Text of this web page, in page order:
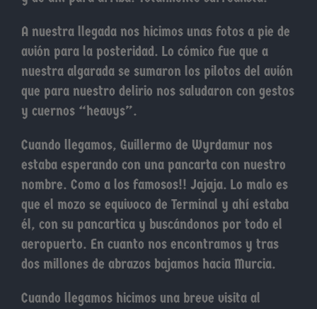
A nuestra llegada nos hicimos unas fotos a pie de
avión para la posteridad. Lo cómico fue que a
nuestra algarada se sumaron los pilotos del avión
que para nuestro delirio nos saludaron con gestos
y cuernos “heavys”.
Cuando llegamos, Guillermo de Wyrdamur nos
estaba esperando con una pancarta con nuestro
nombre. Como a los famosos!! Jajaja. Lo malo es
que el mozo se equivoco de Terminal y ahí estaba
él, con su pancartica y buscándonos por todo el
aeropuerto. En cuanto nos encontramos y tras
dos millones de abrazos bajamos hacia Murcia.
Cuando llegamos hicimos una breve visita al